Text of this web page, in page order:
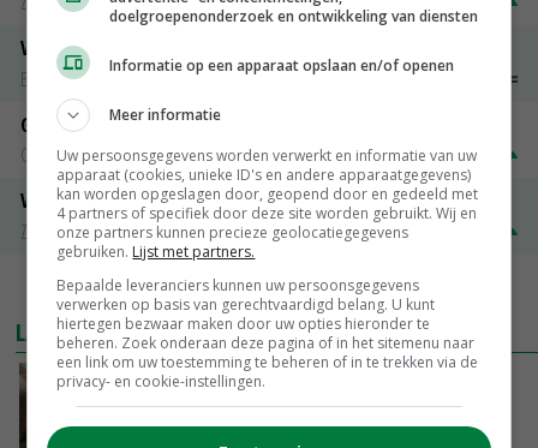
Vleeskuikens 2001-2600 gr
Barneveld
€ 1,09~ € 1,11
Gerst
Groningen
€ 197,00 € 2,00
Volle melkpoeder
Zuivel NL
€ 345,00
MEER MARKTPRIJZEN
LAATSTE NIEUWS
‘Samenwerking A-ware en Amalthea gaat
zorgen voor meer balans’
doelgroepenonderzoek en ontwikkeling van diensten
Informatie op een apparaat opslaan en/of openen
Meer informatie
Uw persoonsgegevens worden verwerkt en informatie van uw
apparaat (cookies, unieke ID's en andere apparaatgegevens)
kan worden opgeslagen door, geopend door en gedeeld met
4 partners of specifiek door deze site worden gebruikt. Wij en
onze partners kunnen precieze geolocatiegegevens
gebruiken. Lijst met partners.
Bepaalde leveranciers kunnen uw persoonsgegevens
verwerken op basis van gerechtvaardigd belang. U kunt
hiertegen bezwaar maken door uw opties hieronder te
beheren. Zoek onderaan deze pagina of in het sitemenu naar
een link om uw toestemming te beheren of in te trekken via de
privacy- en cookie-instellingen.